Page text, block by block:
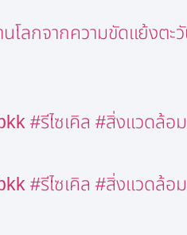
โลกจากความขัดแย้งตะ
#รีไซเคิล #สิ่งแวดล้อ
#รีไซเคิล #สิ่งแวดล้